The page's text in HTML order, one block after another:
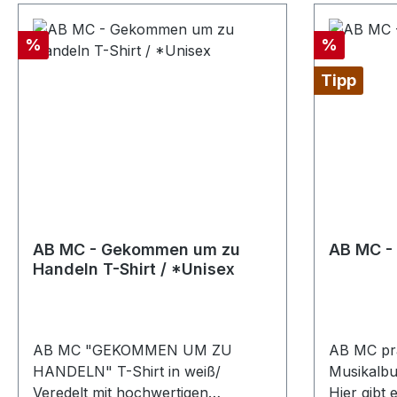
Rabatt
%
AB MC - Gekommen um zu
Handeln T-Shirt / *Unisex
AB MC "GEKOMMEN UM ZU
HANDELN" T-Shirt in weiß/
Veredelt mit hochwertigen
Rabatt
%
Tipp
AB MC
AB MC
Hier gibt